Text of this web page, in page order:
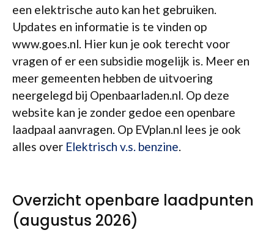
een elektrische auto kan het gebruiken.
Updates en informatie is te vinden op
www.goes.nl. Hier kun je ook terecht voor
vragen of er een subsidie mogelijk is. Meer en
meer gemeenten hebben de uitvoering
neergelegd bij Openbaarladen.nl. Op deze
website kan je zonder gedoe een openbare
laadpaal aanvragen. Op EVplan.nl lees je ook
alles over Elektrisch v.s. benzine.
Overzicht openbare laadpunten
(augustus 2026)